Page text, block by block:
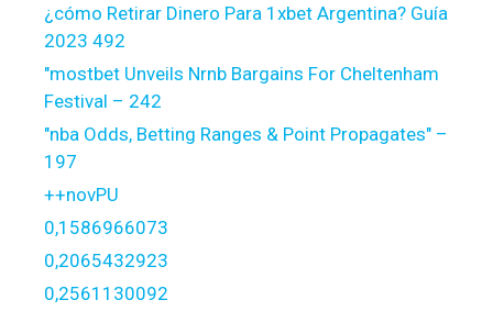
¿cómo Retirar Dinero Para 1xbet Argentina? Guía
2023 492
"mostbet Unveils Nrnb Bargains For Cheltenham
Festival – 242
"nba Odds, Betting Ranges & Point Propagates" –
197
++novPU
0,1586966073
0,2065432923
0,2561130092